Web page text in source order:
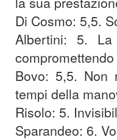
Di Cosmo: 5,5.
Albertini: 5.
Bovo: 5,5. Non
tempi della
Risolo: 5.
Sparandeo: 6.